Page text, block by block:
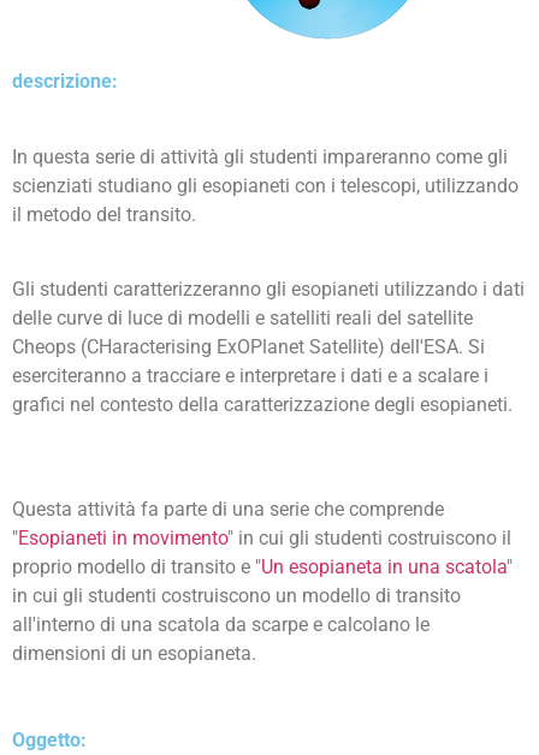
descrizione:
In questa serie di attività gli studenti impareranno come gli
scienziati studiano gli esopianeti con i telescopi, utilizzando
il metodo del transito.
Gli studenti caratterizzeranno gli esopianeti utilizzando i dati
delle curve di luce di modelli e satelliti reali del satellite
Cheops (CHaracterising ExOPlanet Satellite) dell'ESA. Si
eserciteranno a tracciare e interpretare i dati e a scalare i
grafici nel contesto della caratterizzazione degli esopianeti.
Questa attività fa parte di una serie che comprende
"Esopianeti in movimento" in cui gli studenti costruiscono il
proprio modello di transito e "Un esopianeta in una scatola"
in cui gli studenti costruiscono un modello di transito
all'interno di una scatola da scarpe e calcolano le
dimensioni di un esopianeta.
Oggetto: